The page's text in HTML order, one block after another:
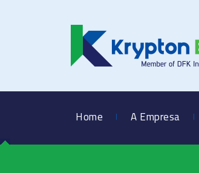
Home A Empresa